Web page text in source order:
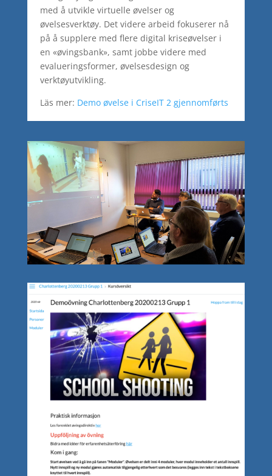
med å utvikle virtuelle øvelser og
øvelsesverktøy. Det videre arbeid fokuserer nå
på å supplere med flere digital kriseøvelser i
en «øvingsbank», samt jobbe videre med
evalueringsformer, øvelsesdesign og
verktøyutvikling.
Läs mer: Demo øvelse i CriseIT 2 gjennomførts